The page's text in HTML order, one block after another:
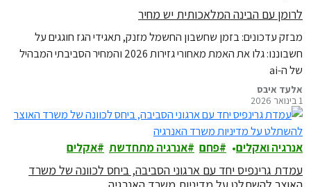
לרומן עם הבינה המלאכותית יש מחיר
מבזק עדכונים: בזמן שחשבון החשמל מזנק, תאגידי הגז חוגגים על
חשבוננו: גלו את האמת מאחורי גזירות 2026 והמחיר הסביבתי המבהיל
של ה-ai
אלעד איבס
1 בינואר 2026
אנרגיה ואקלים פחם אנרגיה מתחדשת אקלים
עמדת גרינפיס יחד עם ארגוני הסביבה, ביחס לכוונה של משרד